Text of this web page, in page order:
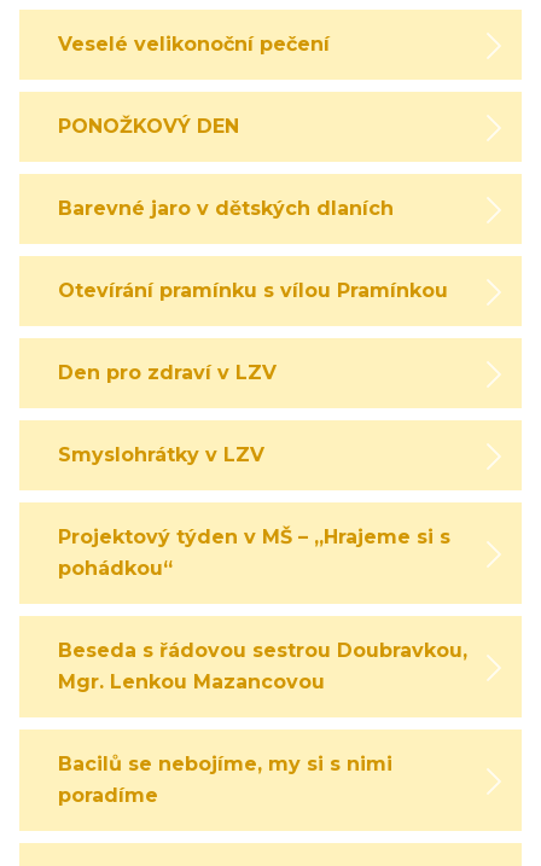
Veselé velikonoční pečení
PONOŽKOVÝ DEN
Barevné jaro v dětských dlaních
Otevírání pramínku s vílou Pramínkou
Den pro zdraví v LZV
Smyslohrátky v LZV
Projektový týden v MŠ – „Hrajeme si s
pohádkou“
Beseda s řádovou sestrou Doubravkou,
Mgr. Lenkou Mazancovou
Bacilů se nebojíme, my si s nimi
poradíme